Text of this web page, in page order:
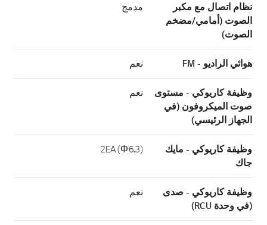
نظام اتصال مع مكبر
الصوت (أمامي/مضخم
الصوت)
مدمج
هوائي الراديو - FM نعم
وظيفة كاريوكي - مستوى
صوت الميكروفون (في
الجهاز الرئيسي)
نعم
وظيفة كاريوكي - مايك
جاك
(2EA (Φ6.3
وظيفة كاريوكي - صدى
(في وحدة RCU)
نعم